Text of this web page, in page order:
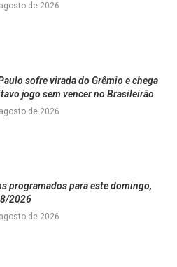
de 2026
sofre virada do Grêmio e chega
jogo sem vencer no Brasileirão
de 2026
programados para este domingo,
2026
de 2026